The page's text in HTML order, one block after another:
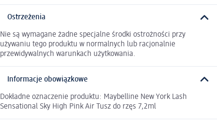
Ostrzeżenia
Nie są wymagane żadne specjalne środki ostrożności przy
używaniu tego produktu w normalnych lub racjonalnie
przewidywalnych warunkach użytkowania.
Informacje obowiązkowe
Dokładne oznaczenie produktu: Maybelline New York Lash
Sensational Sky High Pink Air Tusz do rzęs 7,2ml